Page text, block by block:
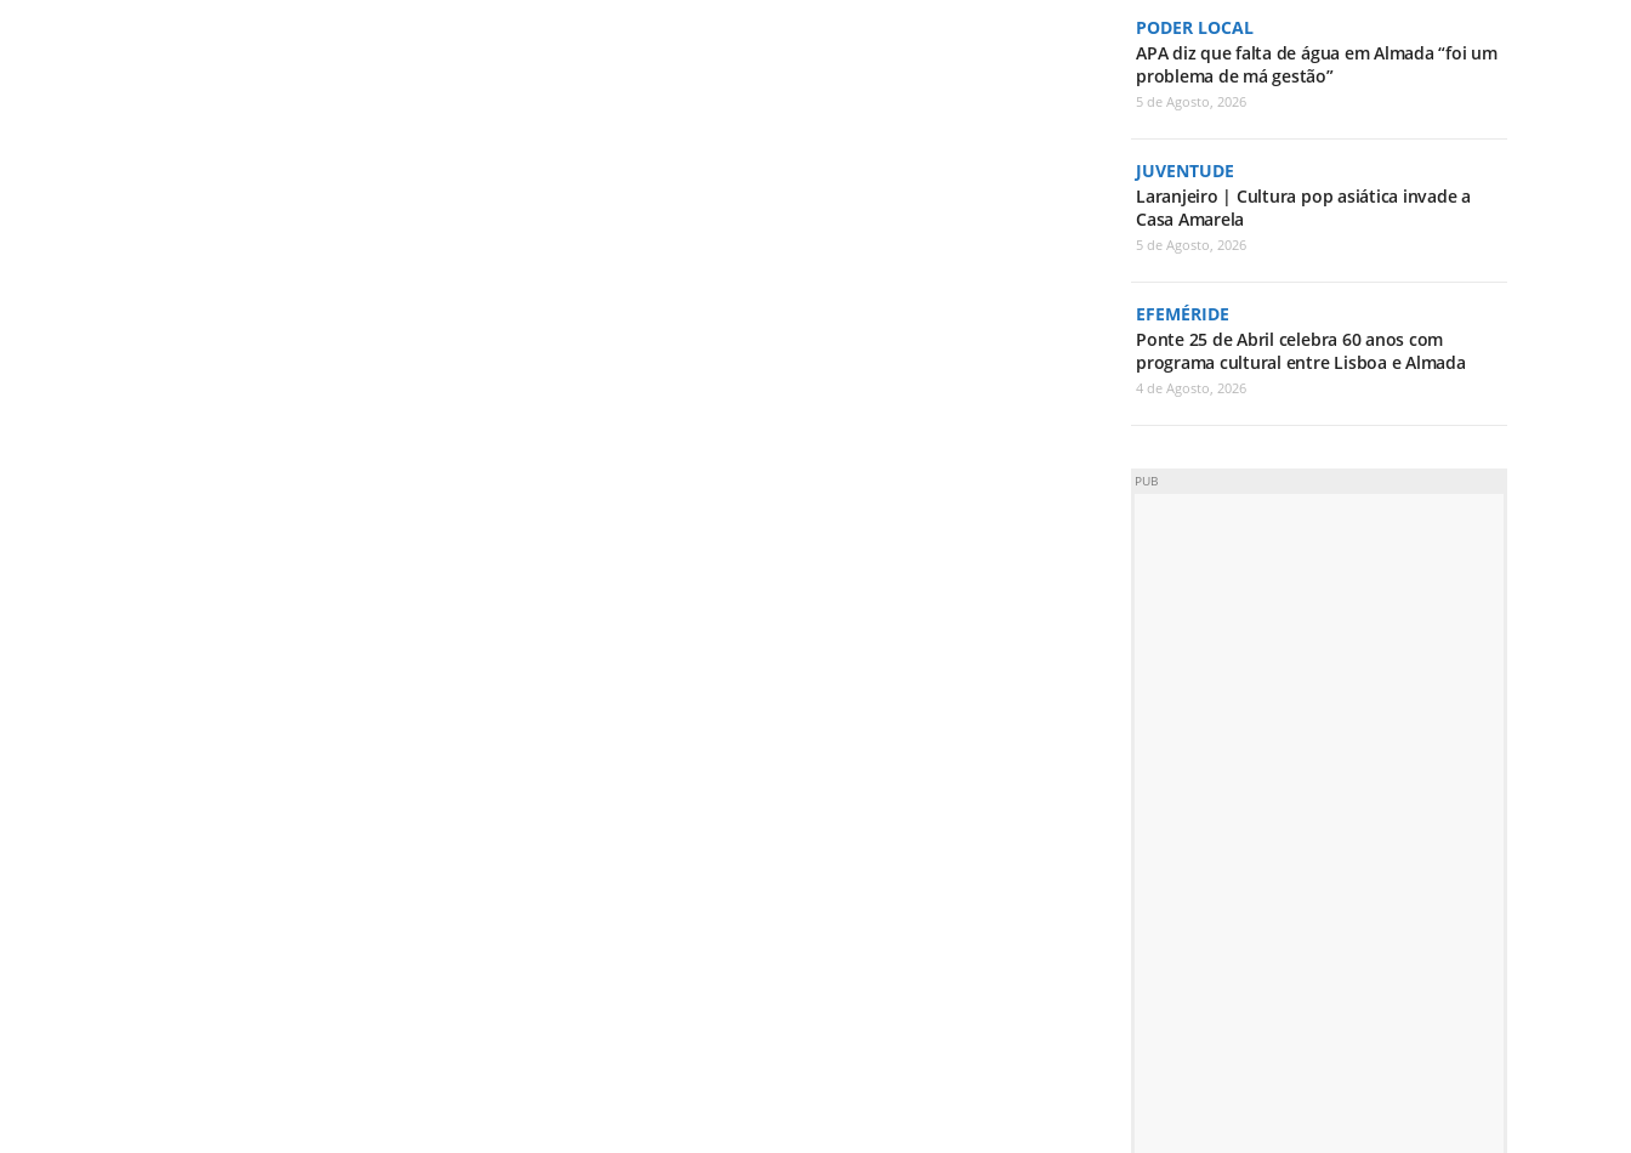
PODER LOCAL
APA diz que falta de água em Almada “foi um
problema de má gestão”
5 de Agosto, 2026
JUVENTUDE
Laranjeiro | Cultura pop asiática invade a
Casa Amarela
5 de Agosto, 2026
EFEMÉRIDE
Ponte 25 de Abril celebra 60 anos com
programa cultural entre Lisboa e Almada
4 de Agosto, 2026
PUB